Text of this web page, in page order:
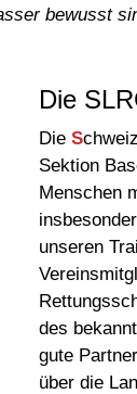
bewusst
Die
DieS
Sektion
Menschen
unseren
des
gute
über die